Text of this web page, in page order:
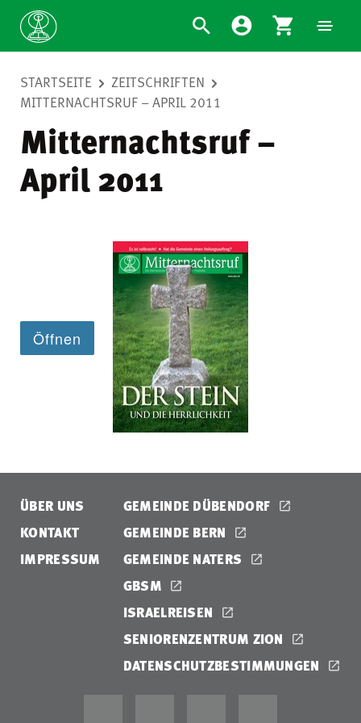
STARTSEITE
ZEITSCHRIFTEN
MITTERNACHTSRUF – APRIL 2011
Mitternachtsruf –
April 2011
ÜBER UNS
KONTAKT
IMPRESSUM
GEMEINDE DÜBENDORF
GEMEINDE BERN
GEMEINDE NATERS
GBSM
ISRAELREISEN
SENIORENZENTRUM ZION
DATENSCHUTZBESTIMMUNGEN